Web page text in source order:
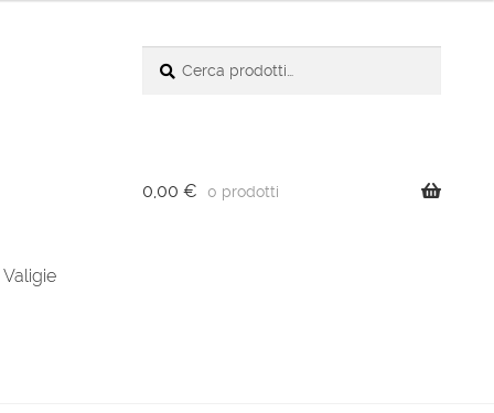
Valigie
0,00 € 0 prodotti